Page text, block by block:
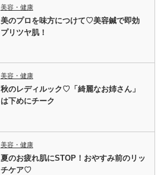
美容・健康
美のプロを味方につけて♡美容鍼で即効
プリツヤ肌！
美容・健康
秋のレディルック♡「綺麗なお姉さん」
は下めにチーク
美容・健康
夏のお疲れ肌にSTOP！おやすみ前のリッ
チケア♡